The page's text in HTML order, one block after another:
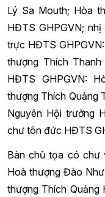
Lý Sa Mouth; Hòa
HĐTS GHPGVN;
trực HĐTS
thượng Thích
HĐTS GHPGVN:
thượng Thích Quảng
Nguyên Hội trưởng
chư tôn đức HĐTS
Bàn chủ tọa có chư
Hoà thượng Đào
thượng Thích Quảng